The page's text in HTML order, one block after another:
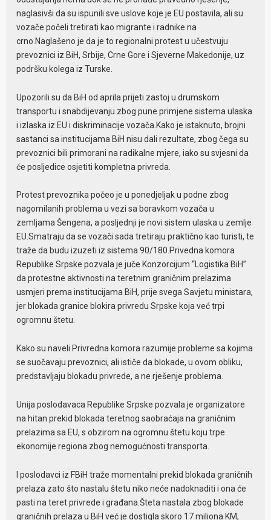
naglasivši da su ispunili sve uslove koje je EU postavila, ali su
vozače počeli tretirati kao migrante i radnike na
crno.Naglašeno je da je to regionalni protest u učestvuju
prevoznici iz BiH, Srbije, Crne Gore i Sjeverne Makedonije, uz
podršku kolega iz Turske.
Upozorili su da BiH od aprila prijeti zastoj u drumskom
transportu i snabdijevanju zbog pune primjene sistema ulaska
i izlaska iz EU i diskriminacije vozača.Kako je istaknuto, brojni
sastanci sa institucijama BiH nisu dali rezultate, zbog čega su
prevoznici bili primorani na radikalne mjere, iako su svjesni da
će posljedice osjetiti kompletna privreda.
Protest prevoznika počeo je u ponedjeljak u podne zbog
nagomilanih problema u vezi sa boravkom vozača u
zemljama Šengena, a posljednji je novi sistem ulaska u zemlje
EU.Smatraju da se vozači sada tretiraju praktično kao turisti, te
traže da budu izuzeti iz sistema 90/180.Privedna komora
Republike Srpske pozvala je juče Konzorcijum “Logistika BiH”
da protestne aktivnosti na teretnim graničnim prelazima
usmjeri prema institucijama BiH, prije svega Savjetu ministara,
jer blokada granice blokira privredu Srpske koja već trpi
ogromnu štetu.
Kako su naveli Privredna komora razumije probleme sa kojima
se suočavaju prevoznici, ali ističe da blokade, u ovom obliku,
predstavljaju blokadu privrede, a ne rješenje problema.
Unija poslodavaca Republike Srpske pozvala je organizatore
na hitan prekid blokada teretnog saobraćaja na graničnim
prelazima sa EU, s obzirom na ogromnu štetu koju trpe
ekonomije regiona zbog nemogućnosti transporta.
I poslodavci iz FBiH traže momentalni prekid blokada graničnih
prelaza zato što nastalu štetu niko neće nadoknaditi i ona će
pasti na teret privrede i građana.Šteta nastala zbog blokade
graničnih prelaza u BiH već je dostigla skoro 17 miliona KM,